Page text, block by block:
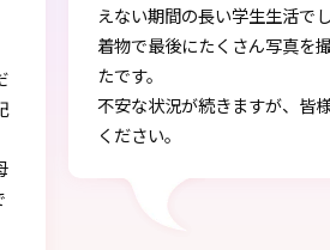
この度は、とても素敵な着物
さりありがとうございました
また、早朝からの着付、ヘア
撮影もしていただき、ありが
た。